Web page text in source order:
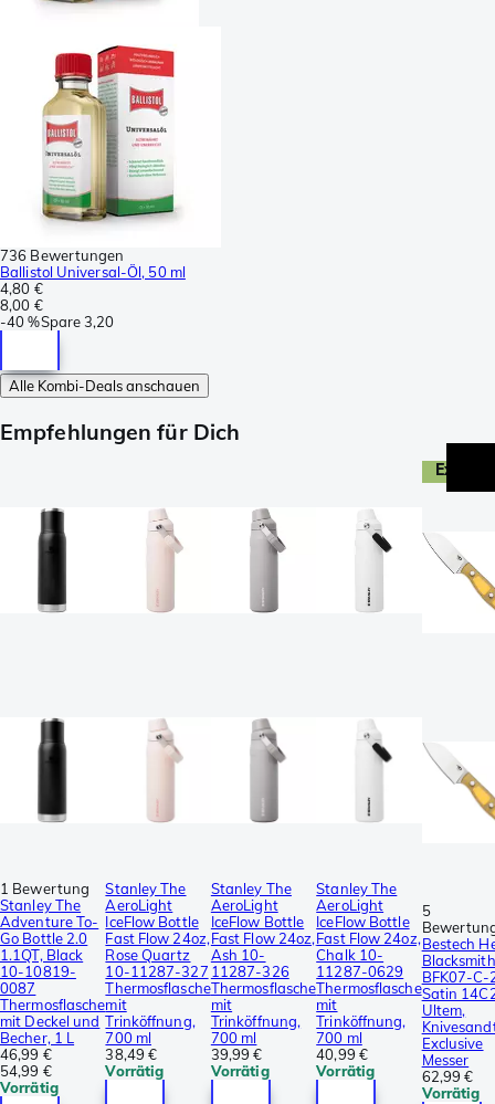
736 Bewertungen
Ballistol Universal-Öl, 50 ml
4,80 €
8,00 €
-40 %Spare3,20
Alle Kombi-Deals anschauen
Empfehlungen für Dich
1 Bewertung
Stanley The
Adventure To-
Go Bottle 2.0
1.1QT, Black
10-10819-
0087
Thermosflasche
mit Deckel und
Becher, 1 L
46,99 €
54,99 €
Vorrätig
Stanley The
AeroLight
IceFlow Bottle
Fast Flow 24oz,
Rose Quartz
10-11287-327
Thermosflasche
mit
Trinköffnung,
700 ml
38,49 €
Vorrätig
Stanley The
AeroLight
IceFlow Bottle
Fast Flow 24oz,
Ash 10-
11287-326
Thermosflasche
mit
Trinköffnung,
700 ml
39,99 €
Vorrätig
Stanley The
AeroLight
IceFlow Bottle
Fast Flow 24oz,
Chalk 10-
11287-0629
Thermosflasche
mit
Trinköffnung,
700 ml
40,99 €
Vorrätig
5
Bestech
BFK07-C-
Satin
Ultem,
Exclusive
Messer
62,99 €
Vorrätig